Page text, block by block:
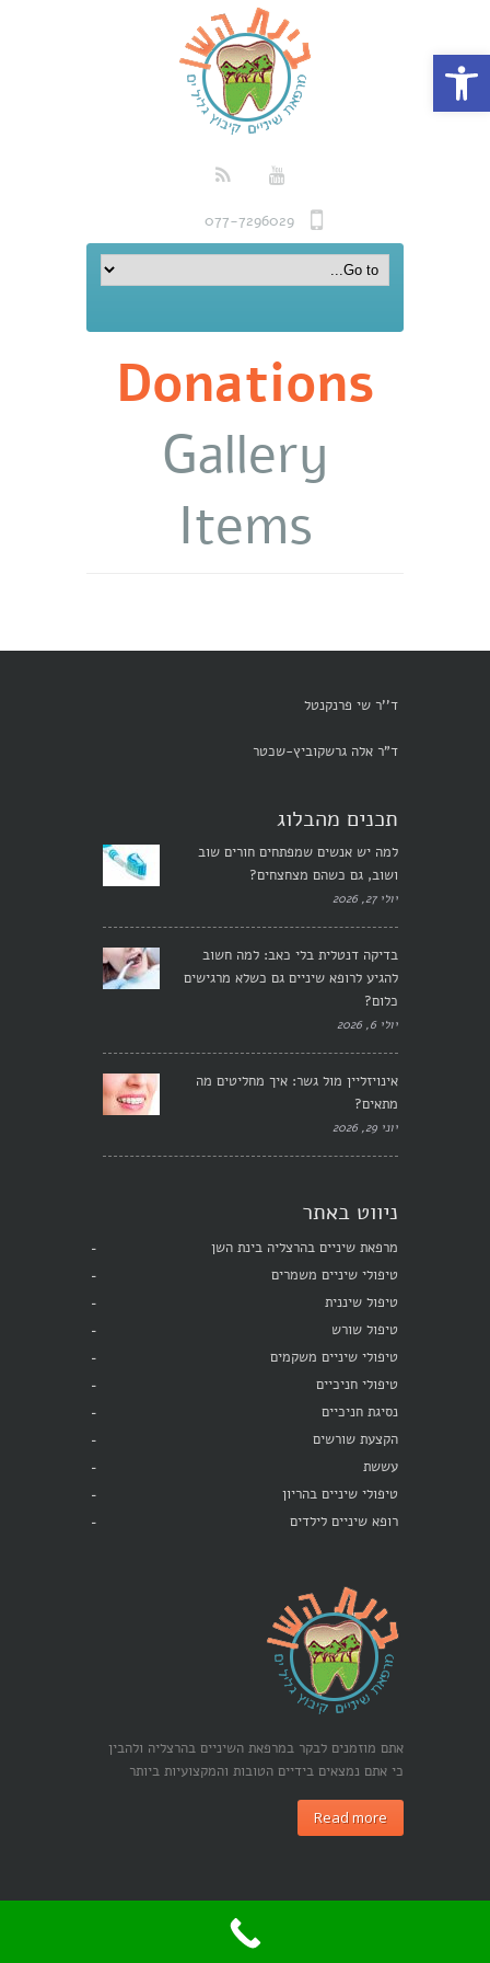
פתח סרגל נגישות
077-7296029
Donations
Gallery
Items
ד''ר שי פרנקנטל
ד"ר אלה גרשקוביץ-שכטר
תכנים מהבלוג
למה יש אנשים שמפתחים חורים שוב
ושוב, גם כשהם מצחצחים?
יולי 27, 2026
בדיקה דנטלית בלי כאב: למה חשוב
להגיע לרופא שיניים גם כשלא מרגישים
כלום?
יולי 6, 2026
אינויזליין מול גשר: איך מחליטים מה
מתאים?
יוני 29, 2026
ניווט באתר
מרפאת שיניים בהרצליה בינת השן
טיפולי שיניים משמרים
טיפול שיננית
טיפול שורש
טיפולי שיניים משקמים
טיפולי חניכיים
נסיגת חניכיים
הקצעת שורשים
עששת
טיפולי שיניים בהריון
רופא שיניים לילדים
אתם מוזמנים לבקר במרפאת השיניים בהרצליה ולהבין
כי אתם נמצאים בידיים הטובות והמקצועיות ביותר
Read more
כל הזכויות שמורות לבינת השן © 2015 |
מרקטיזם